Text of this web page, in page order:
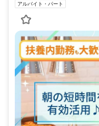
アルバイト・パート